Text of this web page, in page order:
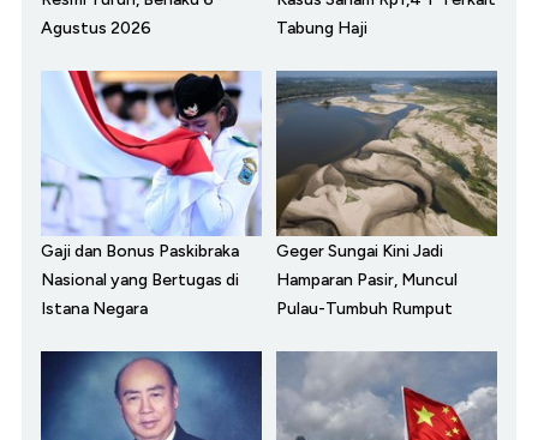
Agustus 2026
Tabung Haji
Gaji dan Bonus Paskibraka
Nasional yang Bertugas di
Istana Negara
Geger Sungai Kini Jadi
Hamparan Pasir, Muncul
Pulau-Tumbuh Rumput